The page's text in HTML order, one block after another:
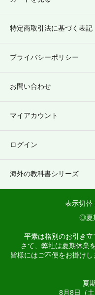
特定商取引法に基づく表記
プライバシーポリシー
お問い合わせ
マイアカウント
ログイン
海外の教科書シリーズ
表示切替
◎夏
平素は格別のお引き立
さて、弊社は夏期休業
皆様にはご不便をお掛け
夏
8月8日（